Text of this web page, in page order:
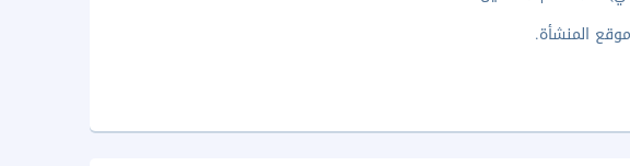
المنشأة.